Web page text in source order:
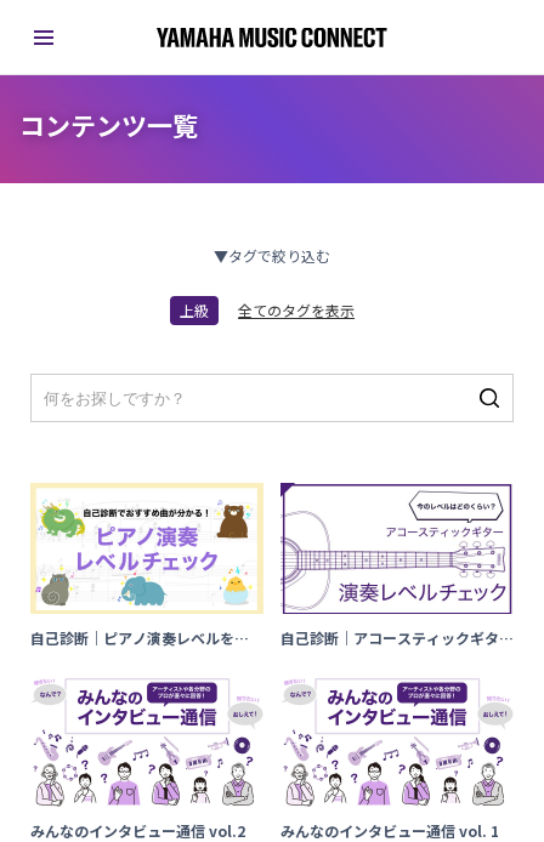
コンテンツ一覧
▼タグで絞り込む
上級 全てのタグを表示
自己診断｜ピアノ演奏レベルを
めの曲は？
自己診断｜アコースティックギター
に合うおすすめの曲は
みんなのインタビュー通信 vol.2 みんなのインタビュー通信 vol. 1